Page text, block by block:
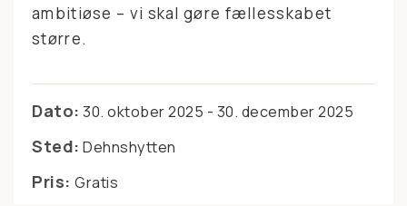
ambitiøse – vi skal gøre fællesskabet
større.
Dato: 30. oktober 2025 - 30. december 2025
Sted: Dehnshytten
Pris: Gratis